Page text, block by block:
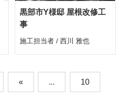
黒部市Y様邸 屋根改修工
事
施工担当者 / 西川 雅也
« ... 10